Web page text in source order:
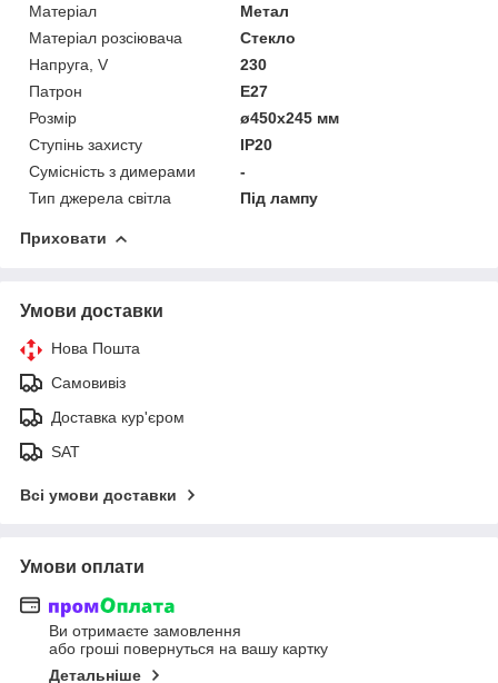
Матеріал
Метал
Матеріал розсіювача
Стекло
Напруга, V
230
Патрон
E27
Розмір
ø450х245 мм
Ступінь захисту
IP20
Сумісність з димерами
-
Тип джерела світла
Під лампу
Приховати
Умови доставки
Нова Пошта
Самовивіз
Доставка кур'єром
SAT
Всі умови доставки
Умови оплати
Ви отримаєте замовлення
або гроші повернуться на вашу картку
Детальніше